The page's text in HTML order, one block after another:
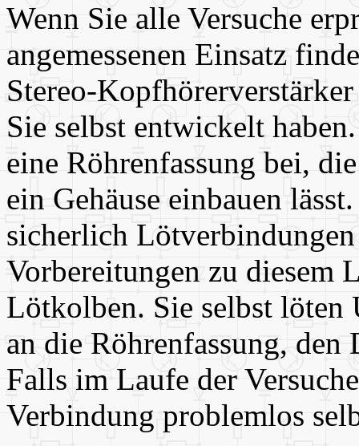
Wenn Sie alle Versuche
angemessenen Einsatz
Stereo-
Sie selbst entwickelt
eine Röhrenfassung bei,
ein Gehäuse einbauen
sicherlich
Vorbereitungen zu diesem
Lötkolben. Sie selbst löten
an die Röhrenfassung, den
Falls im Laufe der
Verbindung problemlos